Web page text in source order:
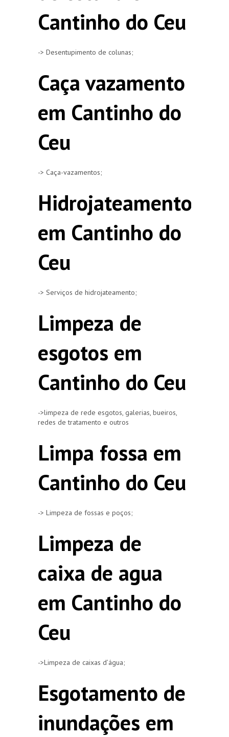
Cantinho do Ceu
-> Desentupimento de colunas;
Caça vazamento
em Cantinho do
Ceu
-> Caça-vazamentos;
Hidrojateamento
em Cantinho do
Ceu
-> Serviços de hidrojateamento;
Limpeza de
esgotos em
Cantinho do Ceu
->limpeza de rede esgotos, galerias, bueiros,
redes de tratamento e outros
Limpa fossa em
Cantinho do Ceu
-> Limpeza de fossas e poços;
Limpeza de
caixa de agua
em Cantinho do
Ceu
->Limpeza de caixas d’água;
Esgotamento de
inundações em